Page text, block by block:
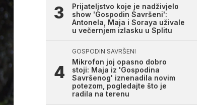
Prijateljstvo koje je nadživjelo
show 'Gospodin Savršeni':
Antonela, Maja i Soraya uživale
u večernjem izlasku u Splitu
GOSPODIN SAVRŠENI
Mikrofon joj opasno dobro
stoji: Maja iz 'Gospodina
Savršenog' iznenadila novim
potezom, pogledajte što je
radila na terenu